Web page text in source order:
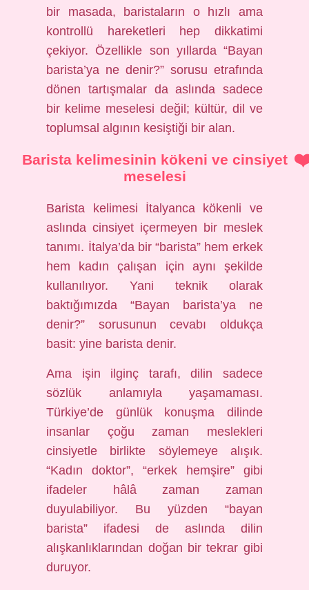
bir masada, baristaların o hızlı ama
kontrollü hareketleri hep dikkatimi
çekiyor. Özellikle son yıllarda “Bayan
barista’ya ne denir?” sorusu etrafında
dönen tartışmalar da aslında sadece
bir kelime meselesi değil; kültür, dil ve
toplumsal algının kesiştiği bir alan.
Barista kelimesinin kökeni ve cinsiyet
meselesi
Barista kelimesi İtalyanca kökenli ve
aslında cinsiyet içermeyen bir meslek
tanımı. İtalya’da bir “barista” hem erkek
hem kadın çalışan için aynı şekilde
kullanılıyor. Yani teknik olarak
baktığımızda “Bayan barista’ya ne
denir?” sorusunun cevabı oldukça
basit: yine barista denir.
Ama işin ilginç tarafı, dilin sadece
sözlük anlamıyla yaşamaması.
Türkiye’de günlük konuşma dilinde
insanlar çoğu zaman meslekleri
cinsiyetle birlikte söylemeye alışık.
“Kadın doktor”, “erkek hemşire” gibi
ifadeler hâlâ zaman zaman
duyulabiliyor. Bu yüzden “bayan
barista” ifadesi de aslında dilin
alışkanlıklarından doğan bir tekrar gibi
duruyor.